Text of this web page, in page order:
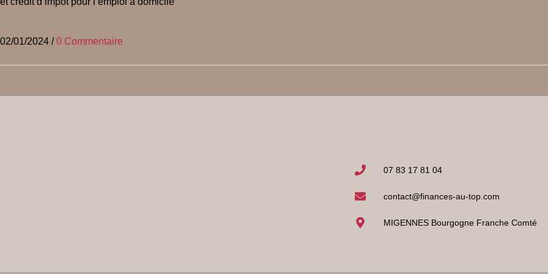
02/01/2024 / 0 Commentaire
07 83 17 81 04
contact@finances-au-top.com
MIGENNES Bourgogne Franche Comté